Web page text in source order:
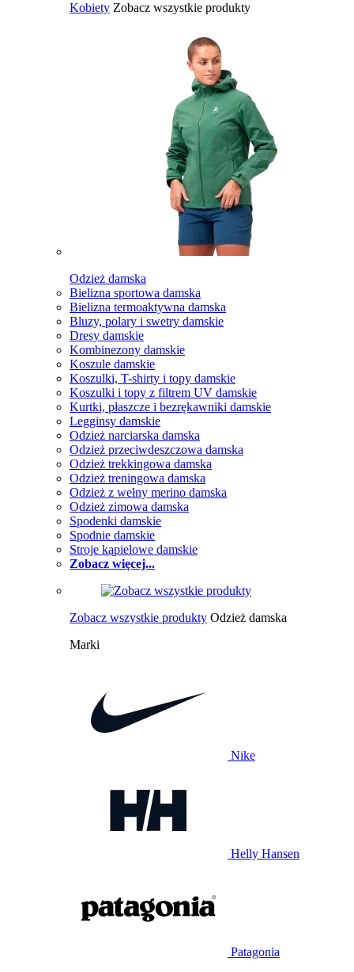
Kobiety Zobacz wszystkie produkty
Odzież damska
Bielizna sportowa damska
Bielizna termoaktywna damska
Bluzy, polary i swetry damskie
Dresy damskie
Kombinezony damskie
Koszule damskie
Koszulki, T-shirty i topy damskie
Koszulki i topy z filtrem UV damskie
Kurtki, płaszcze i bezrękawniki damskie
Legginsy damskie
Odzież narciarska damska
Odzież przeciwdeszczowa damska
Odzież trekkingowa damska
Odzież treningowa damska
Odzież z wełny merino damska
Odzież zimowa damska
Spodenki damskie
Spodnie damskie
Stroje kąpielowe damskie
Zobacz więcej...
Zobacz wszystkie produkty Odzież damska
Marki
Nike
Helly Hansen
Patagonia